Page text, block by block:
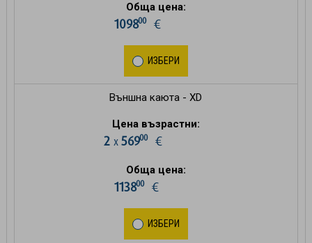
Обща цена:
109800€
ИЗБЕРИ
Външна каюта - XD
Цена възрастни:
2 х 56900€
Обща цена:
113800€
ИЗБЕРИ